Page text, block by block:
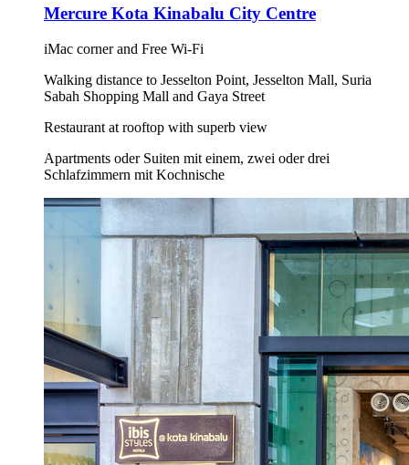
Mercure Kota Kinabalu City Centre
iMac corner and Free Wi-Fi
Walking distance to Jesselton Point, Jesselton Mall, Suria
Sabah Shopping Mall and Gaya Street
Restaurant at rooftop with superb view
Apartments oder Suiten mit einem, zwei oder drei
Schlafzimmern mit Kochnische